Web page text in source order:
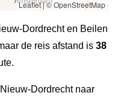
Leaflet|© OpenStreetMap
Dordrecht en Beilen
de reis afstand is 38
Dordrecht naar